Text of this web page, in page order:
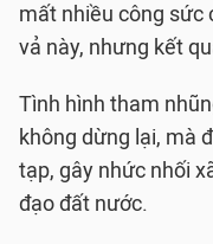
mất nhiều công sức
vả này, nhưng kết
Tình hình tham
không dừng lại, mà
tạp, gây nhức nhối
đạo đất nước.